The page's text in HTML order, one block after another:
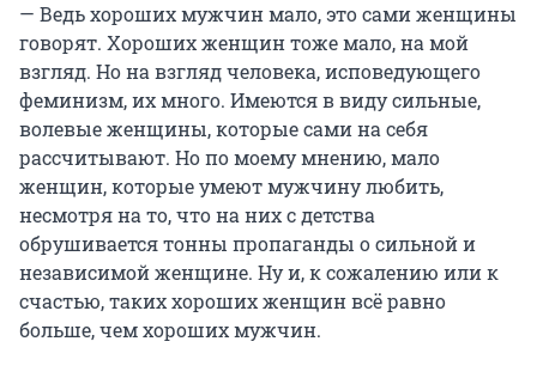
— Ведь хороших мужчин мало, это сами женщины
говорят. Хороших женщин тоже мало, на мой
взгляд. Но на взгляд человека, исповедующего
феминизм, их много. Имеются в виду сильные,
волевые женщины, которые сами на себя
рассчитывают. Но по моему мнению, мало
женщин, которые умеют мужчину любить,
несмотря на то, что на них с детства
обрушивается тонны пропаганды о сильной и
независимой женщине. Ну и, к сожалению или к
счастью, таких хороших женщин всё равно
больше, чем хороших мужчин.